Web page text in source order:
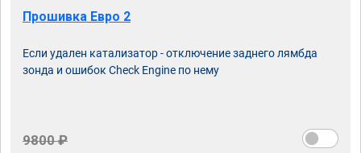
Прошивка Евро 2
Если удален катализатор - отключение заднего лямбда
зонда и ошибок Check Engine по нему
9800 ₽